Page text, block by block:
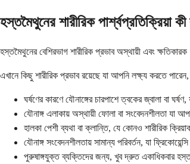
হস্তমৈথুনের শারীরিক পার্শ্বপ্রতিক্রিয়া
হস্তমৈথুনের বেশিরভাগ শারীরিক প্রভাব অস্থায়ী এবং
এখানে কিছু শারীরিক প্রভাব রয়েছে যা আপনি লক্ষ্য করতে
ঘর্ষণের কারণে যৌনাঙ্গের চারপাশে ত্বকের জ্বালা বা
যৌনাঙ্গ এলাকায় অস্থায়ী ফোলা বা সংবেদনশীলতা যা
হালকা পেশী ব্যথা বা ক্লান্তি, যে কোনও শারীরিক
যৌনাঙ্গ সংবেদনশীলতায় সামান্য পরিবর্তন, যা
পুরুষাঙ্গযুক্ত ব্যক্তিদের জন্য, খুব দ্রুত একাধিকবার